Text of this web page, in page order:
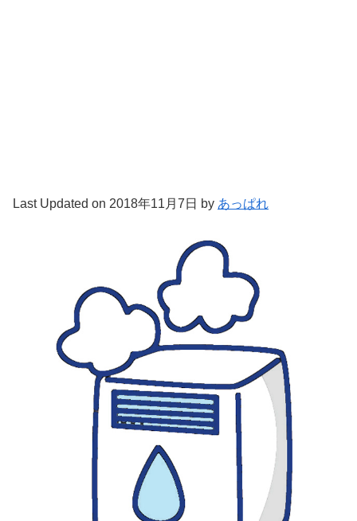
Last Updated on 2018年11月7日 by あっぱれ